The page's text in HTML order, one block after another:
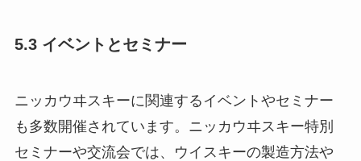
5.3 イベントとセミナー
ニッカウヰスキーに関連するイベントやセミナー
も多数開催されています。ニッカウヰスキー特別
セミナーや交流会では、ウイスキーの製造方法や